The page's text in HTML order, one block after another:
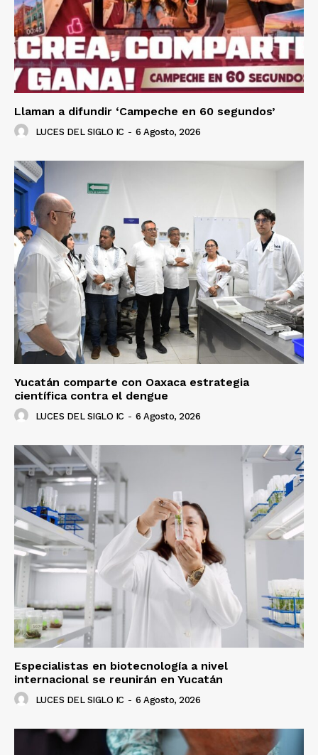
Llaman a difundir ‘Campeche en 60 segundos’
LUCES DEL SIGLO IC - 6 Agosto, 2026
Yucatán comparte con Oaxaca estrategia
científica contra el dengue
LUCES DEL SIGLO IC - 6 Agosto, 2026
Especialistas en biotecnología a nivel
internacional se reunirán en Yucatán
LUCES DEL SIGLO IC - 6 Agosto, 2026